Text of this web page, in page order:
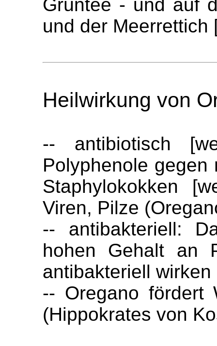
Grüntee - und auf
und der Meerrettich
Heilwirkung von
-- antibiotisch
Polyphenole gegen
Staphylokokken
Viren, Pilze
-- antibakteriell:
hohen Gehalt an
antibakteriell wirken
-- Oregano fördert
(Hippokrates von